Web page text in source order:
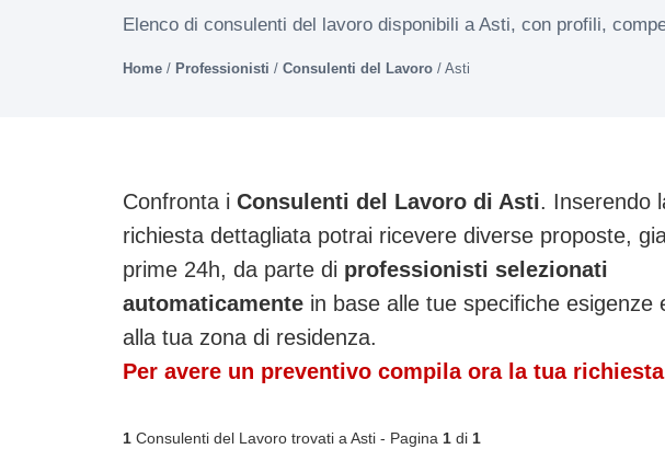
Elenco di consulenti del lavoro disponibili a Asti, con profili,
Home / Professionisti / Consulenti del Lavoro / Asti
Confronta i Consulenti del Lavoro di Asti. Inserendo
richiesta dettagliata potrai ricevere diverse proposte,
prime 24h, da parte di professionisti selezionati
automaticamente in base alle tue specifiche esigenze
alla tua zona di residenza.
Per avere un preventivo compila ora la tua
1 Consulenti del Lavoro trovati a Asti - Pagina 1 di 1